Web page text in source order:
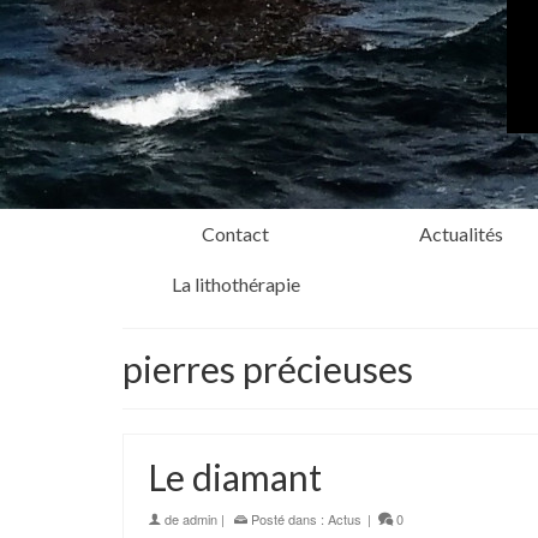
Contact Actualités
La lithothérapie
pierres précieuses
Le diamant
deadmin | Posté dans : Actus | 0